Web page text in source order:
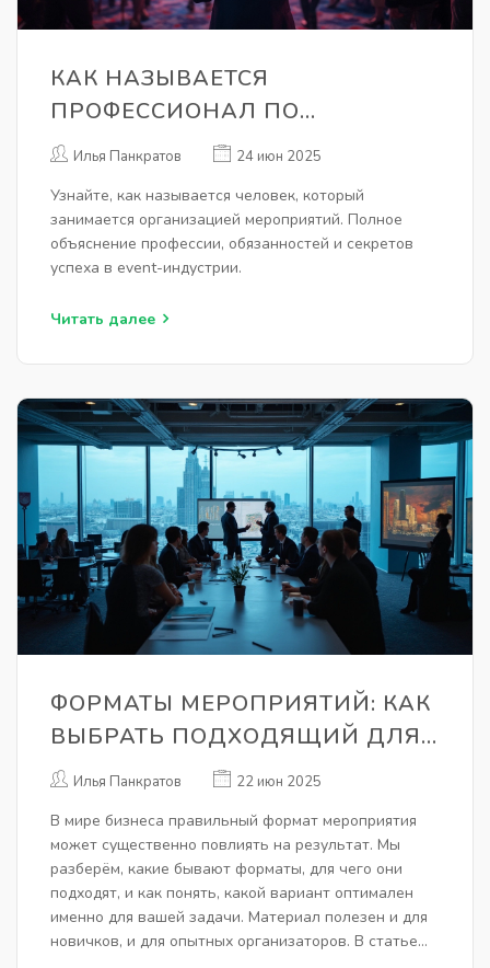
КАК НАЗЫВАЕТСЯ
ПРОФЕССИОНАЛ ПО
ОРГАНИЗАЦИИ
РУКОВОДСТВО О ПРОФЕССИИ
EVENT-МЕНЕДЖЕРА
Илья Панкратов 24 июн 2025
Узнайте, как называется человек, который
занимается организацией мероприятий. Полное
объяснение профессии, обязанностей и секретов
успеха в event-индустрии.
Читать далее
ФОРМАТЫ МЕРОПРИЯТИЙ: КАК
ВЫБРАТЬ ПОДХОДЯЩИЙ ДЛЯ
БИЗНЕСА
Илья Панкратов 22 июн 2025
В мире бизнеса правильный формат мероприятия
может существенно повлиять на результат. Мы
разберём, какие бывают форматы, для чего они
подходят, и как понять, какой вариант оптимален
именно для вашей задачи. Материал полезен и для
новичков, и для опытных организаторов. В статье